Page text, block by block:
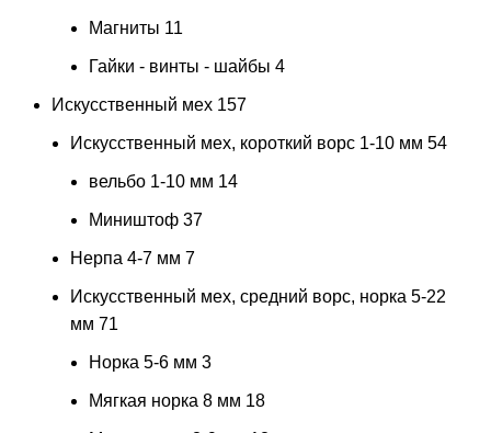
Магниты 11
Гайки - винты - шайбы 4
Искусственный мех 157
Искусственный мех, короткий ворс 1-10 мм 54
вельбо 1-10 мм 14
Миништоф 37
Нерпа 4-7 мм 7
Искусственный мех, средний ворс, норка 5-22
мм 71
Норка 5-6 мм 3
Мягкая норка 8 мм 18